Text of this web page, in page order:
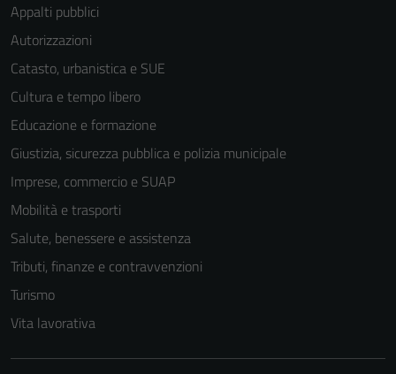
Appalti pubblici
Autorizzazioni
Catasto, urbanistica e SUE
Cultura e tempo libero
Educazione e formazione
Giustizia, sicurezza pubblica e polizia municipale
Imprese, commercio e SUAP
Mobilità e trasporti
Salute, benessere e assistenza
Tributi, finanze e contravvenzioni
Turismo
Vita lavorativa